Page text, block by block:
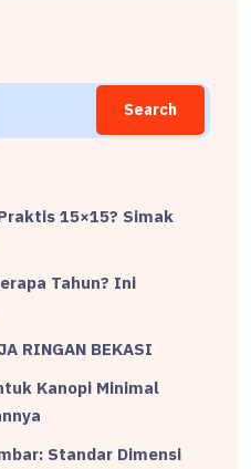
Search
15×15? Simak
Tahun? Ini
RINGAN BEKASI
Kanopi Minimal
Standar Dimensi